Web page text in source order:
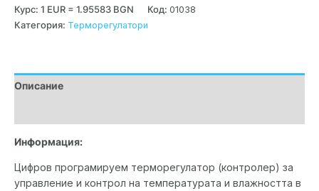
Курс: 1 EUR = 1.95583 BGN Код: 01038
Категория: Терморегулатори
Описание
Информация:
Цифров програмируем терморегулатор (контролер) за
управление и контрол на температурата и влажността в